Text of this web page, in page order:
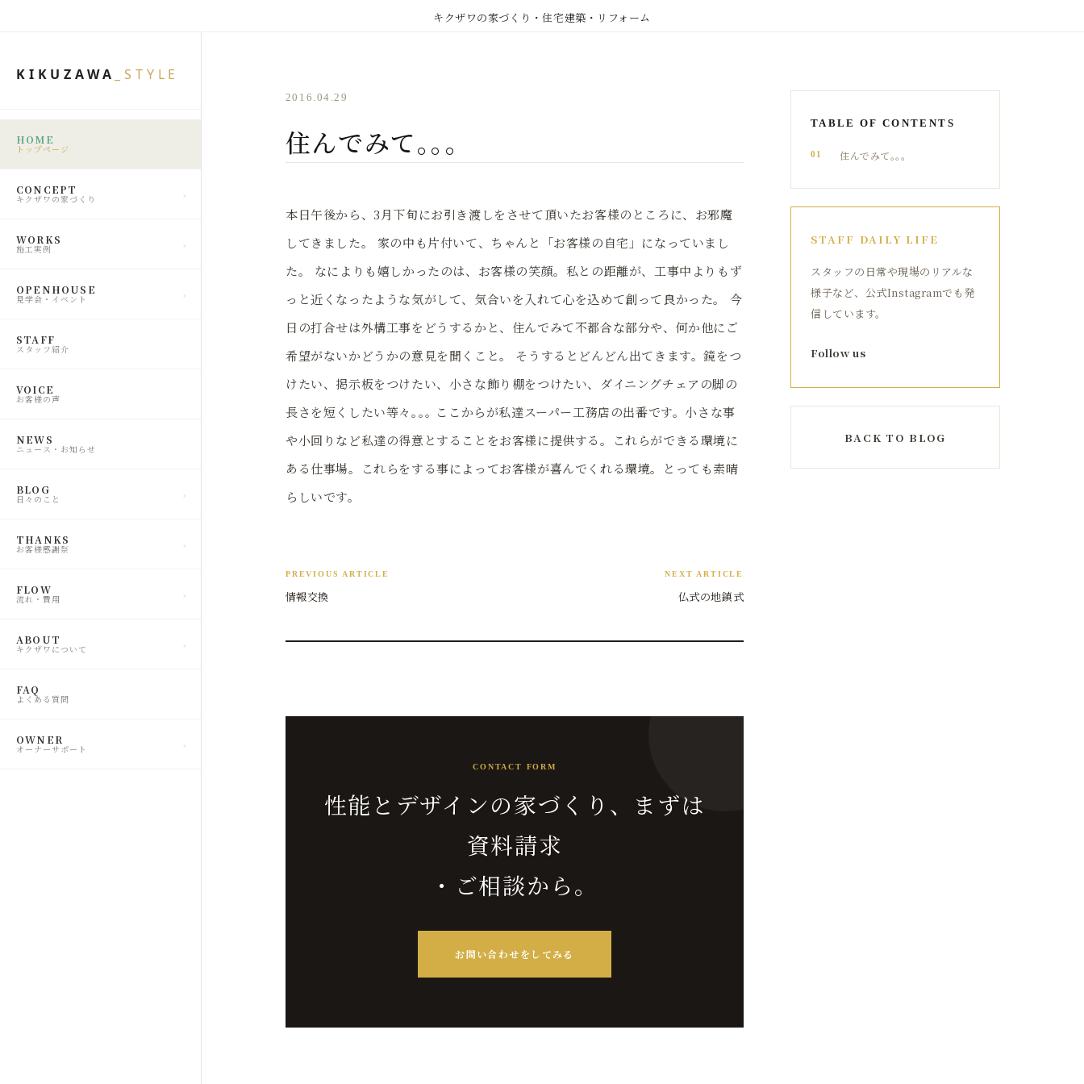
KIKUZAWA _STYLE
HOME
トップページ
CONCEPT
キクザワの家づくり
WORKS
施工実例
OPENHOUSE
見学会・イベント
STAFF
スタッフ紹介
VOICE
お客様の声
NEWS
ニュース・お知らせ
BLOG
日々のこと
THANKS
お客様感謝祭
FLOW
流れ・費用
ABOUT
キクザワについて
FAQ
よくある質問
OWNER
オーナーサポート
キクザワの家づくり・住宅建築・リフォーム
2016.04.29
住んでみて｡｡｡
本日午後から、3月下旬にお引き渡しをさせて頂いたお客様のところに、お邪魔
してきました。 家の中も片付いて、ちゃんと「お客様の自宅」になっていまし
た。 なによりも嬉しかったのは、お客様の笑顔。私との距離が、工事中よりもず
っと近くなったような気がして、気合いを入れて心を込めて創って良かった。 今
日の打合せは外構工事をどうするかと、住んでみて不都合な部分や、何か他にご
希望がないかどうかの意見を聞くこと。 そうするとどんどん出てきます。鏡をつ
けたい、掲示板をつけたい、小さな飾り棚をつけたい、ダイニングチェアの脚の
長さを短くしたい等々｡｡｡ ここからが私達スーパー工務店の出番です。小さな事
や小回りなど私達の得意とすることをお客様に提供する。これらができる環境に
ある仕事場。これらをする事によってお客様が喜んでくれる環境。とっても素晴
らしいです。
PREVIOUS ARTICLE
情報交換
NEXT ARTICLE
仏式の地鎮式
CONTACT FORM
性能とデザインの家づくり、まずは
資料請求
・ご相談から。
お問い合わせをしてみる
TABLE OF CONTENTS
01 住んでみて｡｡｡
STAFF DAILY LIFE
スタッフの日常や現場のリアルな
様子など、公式Instagramでも発
信しています。
Follow us
BACK TO BLOG